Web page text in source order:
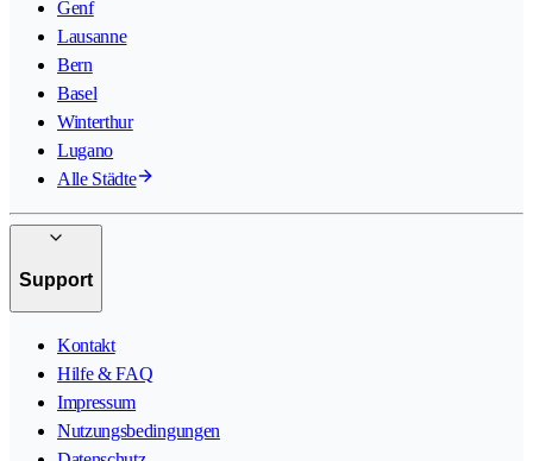
Genf
Lausanne
Bern
Basel
Winterthur
Lugano
Alle Städte
Support
Kontakt
Hilfe & FAQ
Impressum
Nutzungsbedingungen